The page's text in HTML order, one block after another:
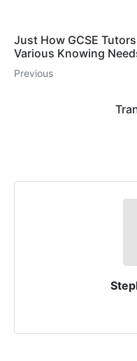
Just How GCSE
Various Knowing
Previous